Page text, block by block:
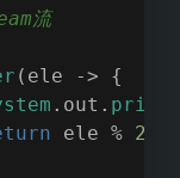
流
(ele -> {
.out.
ele % 2